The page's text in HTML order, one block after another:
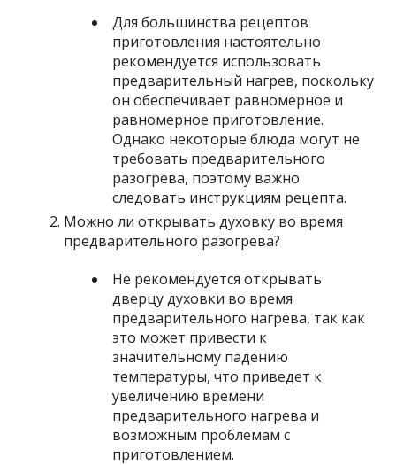
Для большинства рецептов
приготовления настоятельно
рекомендуется использовать
предварительный нагрев, поскольку
он обеспечивает равномерное и
равномерное приготовление.
Однако некоторые блюда могут не
требовать предварительного
разогрева, поэтому важно
следовать инструкциям рецепта.
Можно ли открывать духовку во время
предварительного разогрева?
Не рекомендуется открывать
дверцу духовки во время
предварительного нагрева, так как
это может привести к
значительному падению
температуры, что приведет к
увеличению времени
предварительного нагрева и
возможным проблемам с
приготовлением.